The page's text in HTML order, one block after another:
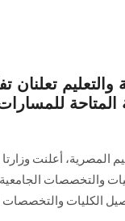
والتعليم تعلنان
أعلنت وزارتا
والتخصصات
الكليات